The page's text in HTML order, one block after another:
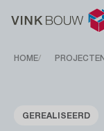
HOME
GEREALISEERD